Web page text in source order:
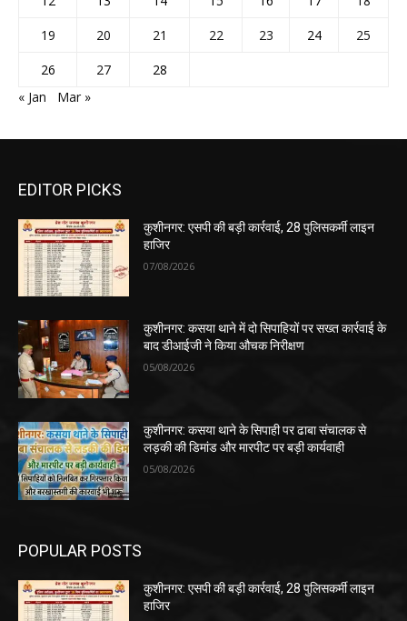
19
20 21 22 23 24
25
26
27
28
« Jan
Mar »
EDITOR PICKS
कुशीनगर: एसपी की बड़ी कार्रवाई, 28 पुलिसकर्मी लाइन
हाजिर
07/08/2026
कुशीनगर: कसया थाने में दो सिपाहियों पर सख्त कार्रवाई के
बाद डीआईजी ने किया औचक निरीक्षण
05/08/2026
कुशीनगर: कसया थाने के सिपाही पर ढाबा संचालक से
लड़की की डिमांड और मारपीट पर बड़ी कार्यवाही
05/08/2026
POPULAR POSTS
कुशीनगर: एसपी की बड़ी कार्रवाई, 28 पुलिसकर्मी लाइन
हाजिर